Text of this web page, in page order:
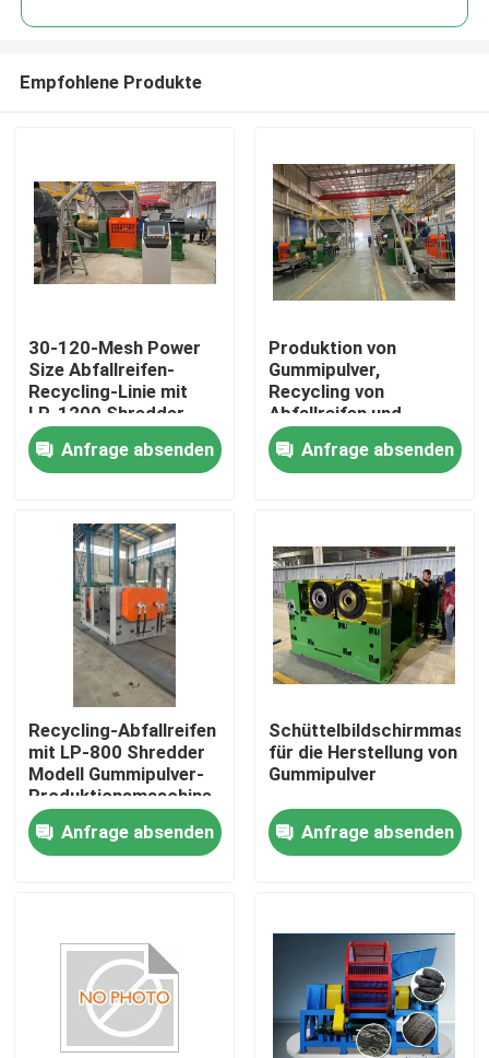
Haus
Videos
Über uns
Fabrik-Ausflug
Qualitätskontrolle
Treten Sie mit uns in Verbindung
Fordern Sie ein Zitat
Gummiprozeßmaschine
Empfohlene Produkte
30-120-Mesh Power
Size Abfallreifen-
Recycling-Linie mit
LP-1200 Shredder
Modell-Technologie
Anfrage absenden
Produktion von
Gummipulver,
Recycling von
Abfallreifen und
Produktion für
verschiedene
Industriezweige
Anfrage absenden
Recycling-Abfallreifen
mit LP-800 Shredder
Modell Gummipulver-
Produktionsmaschine
Anfrage absenden
für die Herstellung von
Gummipulver
Anfrage absenden